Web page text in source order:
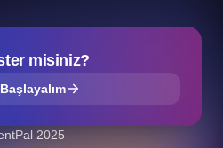
misiniz?
2025